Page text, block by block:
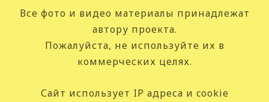
Все фото и видео материалы принадлежат
автору проекта.
Пожалуйста, не используйте их в
коммерческих целях.
Сайт использует IP адреса и cookie